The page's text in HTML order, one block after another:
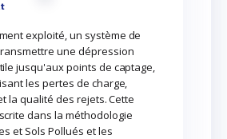
exploité, un système de
une dépression
jusqu'aux points de captage,
les pertes de charge,
la qualité des rejets. Cette
dans la méthodologie
et Sols Pollués et les